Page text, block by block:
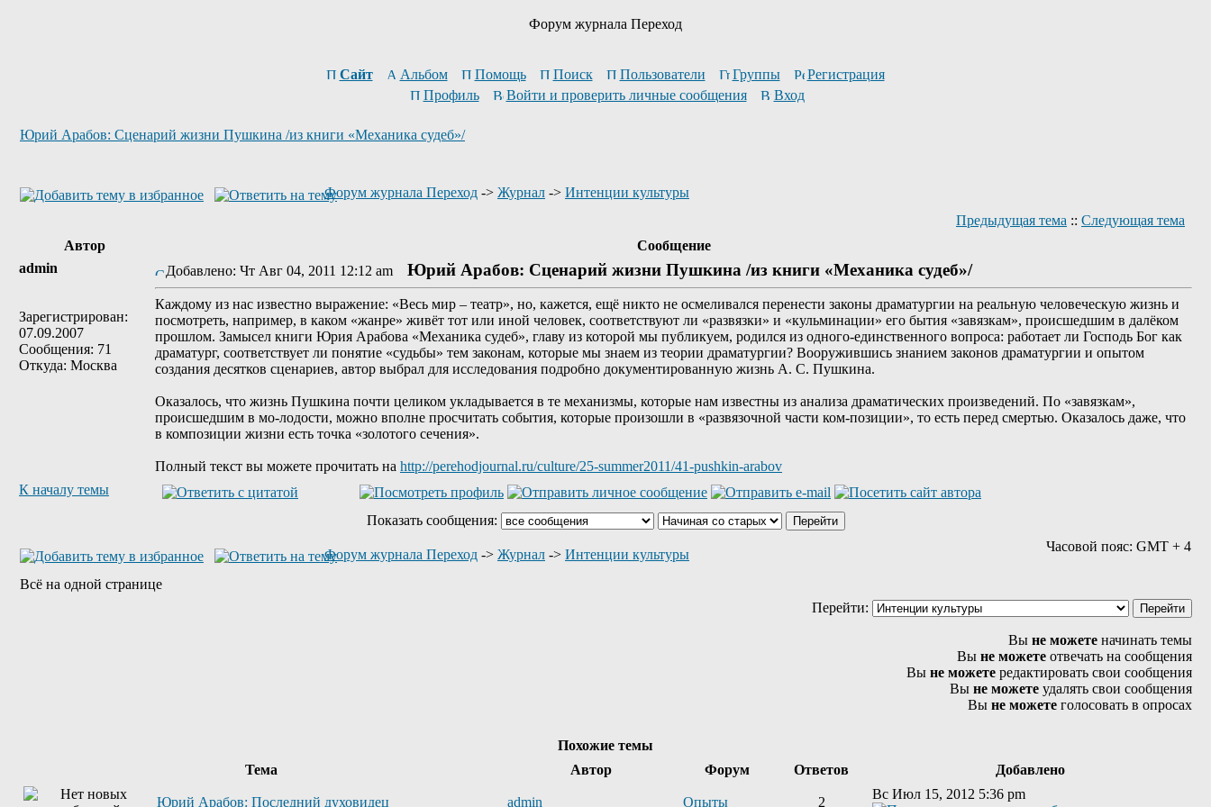
Форум журнала Переход
Сайт Альбом Помощь Поиск Пользователи Группы
Регистрация
Профиль
Войти и проверить личные сообщения Вход
Юрий Арабов: Сценарий жизни Пушкина /из книги «Механика судеб»/
Форум журнала Переход -> Журнал -> Интенции культуры
Предыдущая тема :: Следующая тема
Автор
Сообщение
admin
Зарегистрирован:
07.09.2007
Сообщения: 71
Откуда: Москва
Добавлено: Чт Авг 04, 2011 12:12 am Юрий Арабов: Сценарий жизни Пушкина /из книги «Механика судеб»/
Каждому из нас известно выражение: «Весь мир – театр», но, кажется, ещё никто не осмеливался перенести законы драматургии на реальную человеческую жизнь и
посмотреть, например, в каком «жанре» живёт тот или иной человек, соответствуют ли «развязки» и «кульминации» его бытия «завязкам», происшедшим в далёком
прошлом. Замысел книги Юрия Арабова «Механика судеб», главу из которой мы публикуем, родился из одного-единственного вопроса: работает ли Господь Бог как
драматург, соответствует ли понятие «судьбы» тем законам, которые мы знаем из теории драматургии? Вооружившись знанием законов драматургии и опытом
создания десятков сценариев, автор выбрал для исследования подробно документированную жизнь А. С. Пушкина.
Оказалось, что жизнь Пушкина почти целиком укладывается в те механизмы, которые нам известны из анализа драматических произведений. По «завязкам»,
происшедшим в мо-лодости, можно вполне просчитать события, которые произошли в «развязочной части ком-позиции», то есть перед смертью. Оказалось даже, что
в композиции жизни есть точка «золотого сечения».
Полный текст вы можете прочитать на http://perehodjournal.ru/culture/25-summer2011/41-pushkin-arabov
К началу темы
Показать сообщения:
Форум журнала Переход -> Журнал -> Интенции культуры
Часовой пояс: GMT + 4
Всё на одной странице
Перейти:
Вы не можете начинать темы
Вы не можете отвечать на сообщения
Вы не можете редактировать свои сообщения
Вы не можете удалять свои сообщения
Вы не можете голосовать в опросах
Похожие темы
Тема
Автор Форум Ответов Добавлено
Юрий Арабов: Последний духовидец admin Опыты 2
Вс Июл 15, 2012 5:36 pm